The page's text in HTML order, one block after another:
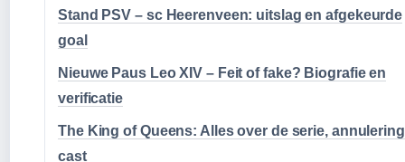
Stand PSV – sc Heerenveen: uitslag en afgekeurde
goal
Nieuwe Paus Leo XIV – Feit of fake? Biografie en
verificatie
The King of Queens: Alles over de serie,
cast